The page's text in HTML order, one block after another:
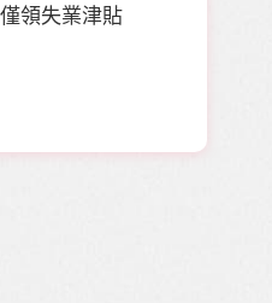
領失業津貼